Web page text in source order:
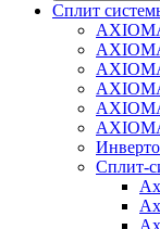
Сплит
Сплит-